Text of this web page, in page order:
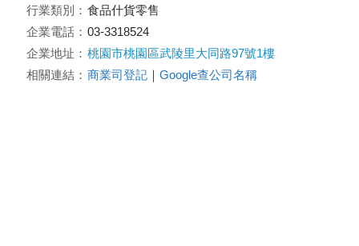
行業類別： 食品什貨零售
企業電話： 03-3318524
企業地址： 桃園市桃園區武陵里大同路97號1樓
相關連結： 商業司登記 ｜ Google查公司名稱